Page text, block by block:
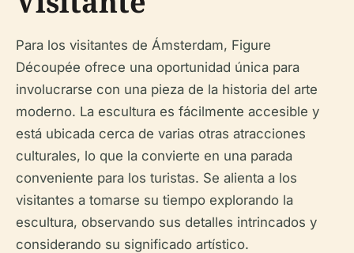
Para los visitantes de Ámsterdam, Figure
Découpée ofrece una oportunidad única para
involucrarse con una pieza de la historia del arte
moderno. La escultura es fácilmente accesible y
está ubicada cerca de varias otras atracciones
culturales, lo que la convierte en una parada
conveniente para los turistas. Se alienta a los
visitantes a tomarse su tiempo explorando la
escultura, observando sus detalles intrincados y
considerando su significado artístico.